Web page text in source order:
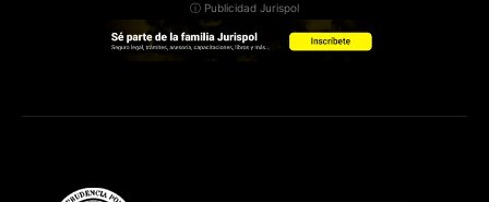
ⓘ Publicidad Jurispol